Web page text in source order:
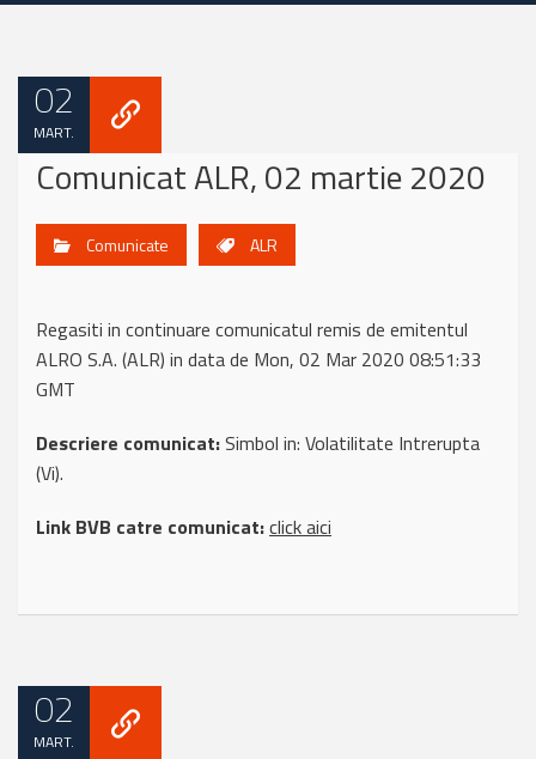
02
MART.
Comunicat ALR, 02 martie 2020
Comunicate ALR
Regasiti in continuare comunicatul remis de emitentul
ALRO S.A. (ALR) in data de Mon, 02 Mar 2020 08:51:33
GMT
Descriere comunicat:Simbol in: Volatilitate Intrerupta
(Vi).
Link BVB catre comunicat:click aici
02
MART.